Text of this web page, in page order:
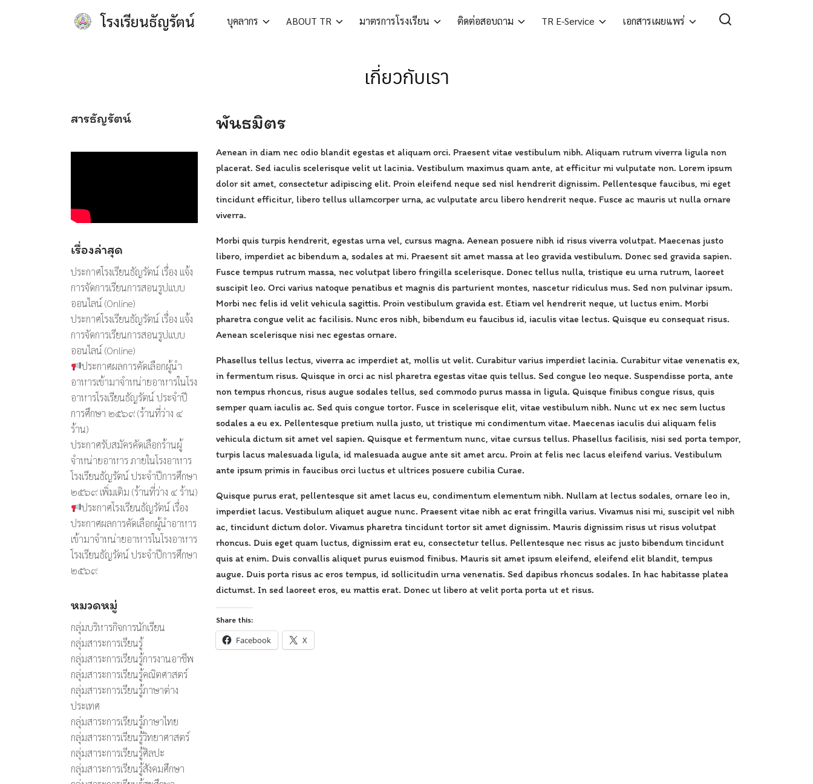
โรงเรียนธัญรัตน์ บุคลากร ABOUT TR มาตรการโรงเรียน ติดต่อสอบถาม TR E-Service เอกสารเผยแพร่
เกี่ยวกับเรา
พันธมิตร
Aenean in diam nec odio blandit egestas et aliquam orci. Praesent vitae vestibulum nibh. Aliquam rutrum viverra ligula non
placerat. Sed iaculis scelerisque velit ut lacinia. Vestibulum maximus quam ante, at efficitur mi vulputate non. Lorem ipsum
dolor sit amet, consectetur adipiscing elit. Proin eleifend neque sed nisl hendrerit dignissim. Pellentesque faucibus, mi eget
tincidunt efficitur, libero tellus ullamcorper urna, ac vulputate arcu libero hendrerit neque. Fusce ac mauris ut nulla ornare
viverra.
Morbi quis turpis hendrerit, egestas urna vel, cursus magna. Aenean posuere nibh id risus viverra volutpat. Maecenas justo
libero, imperdiet ac bibendum a, sodales at mi. Praesent sit amet massa at leo gravida vestibulum. Donec sed gravida sapien.
Fusce tempus rutrum massa, nec volutpat libero fringilla scelerisque. Donec tellus nulla, tristique eu urna rutrum, laoreet
suscipit leo. Orci varius natoque penatibus et magnis dis parturient montes, nascetur ridiculus mus. Sed non pulvinar ipsum.
Morbi nec felis id velit vehicula sagittis. Proin vestibulum gravida est. Etiam vel hendrerit neque, ut luctus enim. Morbi
pharetra congue velit ac facilisis. Nunc eros nibh, bibendum eu faucibus id, iaculis vitae lectus. Quisque eu consequat risus.
Aenean scelerisque nisi nec egestas ornare.
Phasellus tellus lectus, viverra ac imperdiet at, mollis ut velit. Curabitur varius imperdiet lacinia. Curabitur vitae venenatis ex,
in fermentum risus. Quisque in orci ac nisl pharetra egestas vitae quis tellus. Sed congue leo neque. Suspendisse porta, ante
non tempus rhoncus, risus augue sodales tellus, sed commodo purus massa in ligula. Quisque finibus congue risus, quis
semper quam iaculis ac. Sed quis congue tortor. Fusce in scelerisque elit, vitae vestibulum nibh. Nunc ut ex nec sem luctus
sodales a eu ex. Pellentesque pretium nulla justo, ut tristique mi condimentum vitae. Maecenas iaculis dui aliquam felis
vehicula dictum sit amet vel sapien. Quisque et fermentum nunc, vitae cursus tellus. Phasellus facilisis, nisi sed porta tempor,
turpis lacus malesuada ligula, id malesuada augue ante sit amet arcu. Proin at felis nec lacus eleifend varius. Vestibulum
ante ipsum primis in faucibus orci luctus et ultrices posuere cubilia Curae.
Quisque purus erat, pellentesque sit amet lacus eu, condimentum elementum nibh. Nullam at lectus sodales, ornare leo in,
imperdiet lacus. Vestibulum aliquet augue nunc. Praesent vitae nibh ac erat fringilla varius. Vivamus nisi mi, suscipit vel nibh
ac, tincidunt dictum dolor. Vivamus pharetra tincidunt tortor sit amet dignissim. Mauris dignissim risus ut risus volutpat
rhoncus. Duis eget quam luctus, dignissim erat eu, consectetur tellus. Pellentesque nec risus ac justo bibendum tincidunt
quis at enim. Duis convallis aliquet purus euismod finibus. Mauris sit amet ipsum eleifend, eleifend elit blandit, tempus
augue. Duis porta risus ac eros tempus, id sollicitudin urna venenatis. Sed dapibus rhoncus sodales. In hac habitasse platea
dictumst. In sed laoreet eros, eu mattis erat. Donec ut libero at velit porta porta ut et risus.
Share this:
Facebook X
สารธัญรัตน์
เรื่องล่าสุด
ประกาศโรงเรียนธัญรัตน์ เรื่อง แจ้ง
การจัดการเรียนการสอนรูปแบบ
ออนไลน์ (Online)
ประกาศโรงเรียนธัญรัตน์ เรื่อง แจ้ง
การจัดการเรียนการสอนรูปแบบ
ออนไลน์ (Online)
ประกาศผลการคัดเลือกผู้นำ
อาหารเข้ามาจำหน่ายอาหารในโรง
อาหารโรงเรียนธัญรัตน์ ประจำปี
การศึกษา ๒๕๖๙ (ร้านที่ว่าง ๔
ร้าน)
ประกาศรับสมัครคัดเลือกร้านผู้
จำหน่ายอาหาร ภายในโรงอาหาร
โรงเรียนธัญรัตน์ ประจำปีการศึกษา
๒๕๖๙ เพิ่มเติม (ร้านที่ว่าง ๔ ร้าน)
ประกาศโรงเรียนธัญรัตน์ เรื่อง
ประกาศผลการคัดเลือกผู้นำอาหาร
เข้ามาจำหน่ายอาหารในโรงอาหาร
โรงเรียนธัญรัตน์ ประจำปีการศึกษา
๒๕๖๙
หมวดหมู่
กลุ่มบริหารกิจการนักเรียน
กลุ่มสาระการเรียนรู้
กลุ่มสาระการเรียนรู้การงานอาชีพ
กลุ่มสาระการเรียนรู้คณิตศาสตร์
กลุ่มสาระการเรียนรู้ภาษาต่าง
ประเทศ
กลุ่มสาระการเรียนรู้ภาษาไทย
กลุ่มสาระการเรียนรู้วิทยาศาสตร์
กลุ่มสาระการเรียนรู้ศิลปะ
กลุ่มสาระการเรียนรู้สังคมศึกษา